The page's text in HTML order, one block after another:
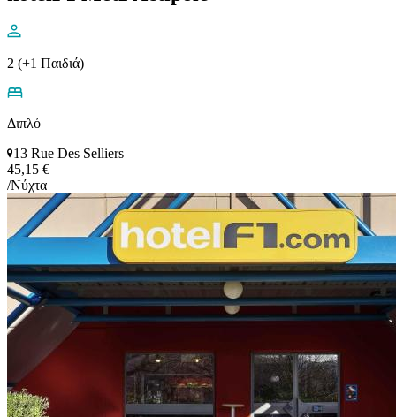
2 (+1 Παιδιά)
Διπλό
13 Rue Des Selliers
45,15 €
/Νύχτα